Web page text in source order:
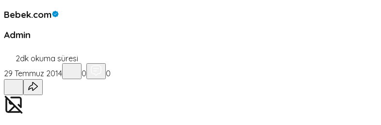
Bebek.com
Admin
2dk okuma süresi
29 Temmuz 2014
0 0